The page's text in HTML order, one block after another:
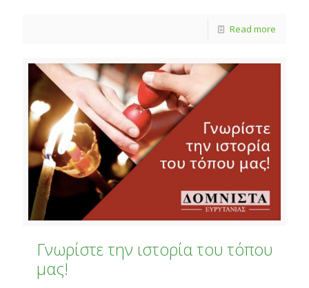
Read more
Γνωρίστε την ιστορία του τόπου
μας!